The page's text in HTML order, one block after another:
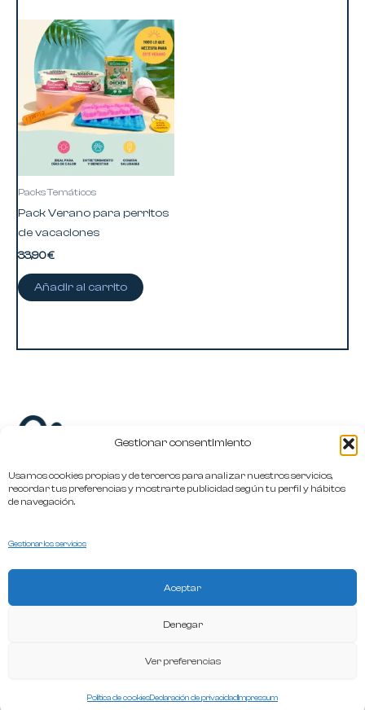
Gestionar consentimiento
Usamos cookies propias y de terceros para analizar nuestros servicios,
recordar tus preferencias y mostrarte publicidad según tu perfil y hábitos
de navegación.
Gestionar los servicios
Aceptar
Denegar
Ver preferencias
Política de cookiesDeclaración de privacidadImpressum
Packs Temáticos
Pack Verano para perritos
de vacaciones
33,90€
Añadir al carrito
+34 649 386 386